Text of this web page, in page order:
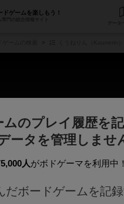
ドゲームを楽しもう！
専門の総合情報サイト
表示
デザイナー名、テーマ名、メカニクス名
ゲームデザイ
ゲームデザイナ
。
のプレイ履歴を記
ータを管理しませ
人がボドゲーマを利用中！
だボードゲームを記